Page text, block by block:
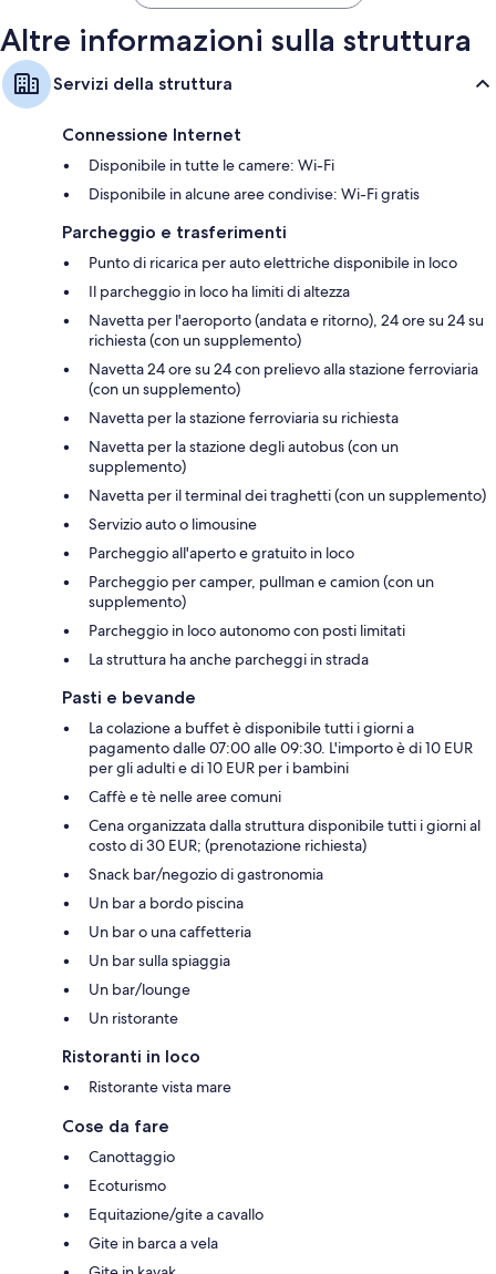
Altre informazioni sulla struttura
Servizi della struttura
Connessione Internet
Disponibile in tutte le camere: Wi-Fi
Disponibile in alcune aree condivise: Wi-Fi gratis
Parcheggio e trasferimenti
Punto di ricarica per auto elettriche disponibile in loco
Il parcheggio in loco ha limiti di altezza
Navetta per l'aeroporto (andata e ritorno), 24 ore su 24 su
richiesta (con un supplemento)
Navetta 24 ore su 24 con prelievo alla stazione ferroviaria
(con un supplemento)
Navetta per la stazione ferroviaria su richiesta
Navetta per la stazione degli autobus (con un
supplemento)
Navetta per il terminal dei traghetti (con un supplemento)
Servizio auto o limousine
Parcheggio all'aperto e gratuito in loco
Parcheggio per camper, pullman e camion (con un
supplemento)
Parcheggio in loco autonomo con posti limitati
La struttura ha anche parcheggi in strada
Pasti e bevande
La colazione a buffet è disponibile tutti i giorni a
pagamento dalle 07:00 alle 09:30. L'importo è di 10 EUR
per gli adulti e di 10 EUR per i bambini
Caffè e tè nelle aree comuni
Cena organizzata dalla struttura disponibile tutti i giorni al
costo di 30 EUR; (prenotazione richiesta)
Snack bar/negozio di gastronomia
Un bar a bordo piscina
Un bar o una caffetteria
Un bar sulla spiaggia
Un bar/lounge
Un ristorante
Ristoranti in loco
Ristorante vista mare
Cose da fare
Canottaggio
Ecoturismo
Equitazione/gite a cavallo
Gite in barca a vela